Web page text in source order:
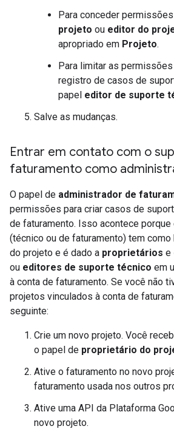
Para conceder
projeto ou editor do
apropriado em Projeto.
Para limitar as
registro de casos de
papel editor de suporte
Salve as mudanças.
Entrar em contato com o
faturamento como
O papel de administrador de
permissões para criar casos de
de faturamento. Isso acontece
(técnico ou de faturamento) tem
do projeto e é dado a proprietários e
ou editores de suporte técnico em
à conta de faturamento. Se você não
projetos vinculados à conta de
seguinte:
Crie um novo projeto. Você
o papel de proprietário do
Ative o faturamento no novo
faturamento usada nos outros
Ative uma API da Plataforma
novo projeto.